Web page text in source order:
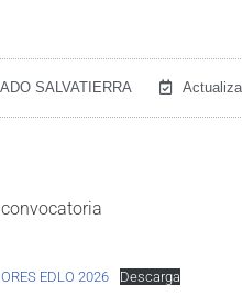
SALVATIERRA
EDLO 2026 Descarga